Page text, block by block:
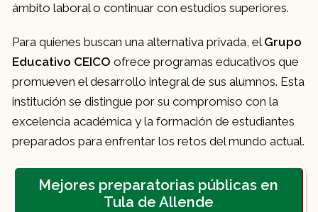
ámbito laboral o continuar con estudios superiores.
Para quienes buscan una alternativa privada, el Grupo
Educativo CEICO ofrece programas educativos que
promueven el desarrollo integral de sus alumnos. Esta
institución se distingue por su compromiso con la
excelencia académica y la formación de estudiantes
preparados para enfrentar los retos del mundo actual.
Mejores preparatorias públicas en
Tula de Allende